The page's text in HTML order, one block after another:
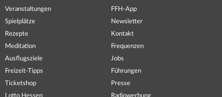
Veranstaltungen
Spielplätze
Rezepte
Meditation
Ausflugsziele
Freizeit-Tipps
Ticketshop
Lotto Hessen
FFH-App
Newsletter
Kontakt
Frequenzen
Jobs
Führungen
Presse
Radiowerbung